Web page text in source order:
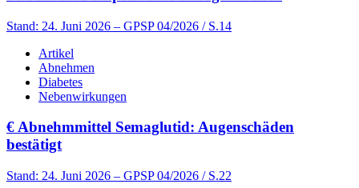
Stand: 24. Juni 2026 – GPSP 04/2026 / S.14
Artikel
Abnehmen
Diabetes
Nebenwirkungen
€Abnehmmittel Semaglutid: Augenschäden
bestätigt
Stand: 24. Juni 2026 – GPSP 04/2026 / S.22